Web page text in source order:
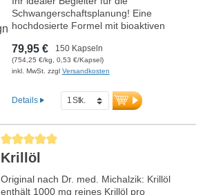
Schwangerschaftsplanung! Eine
hochdosierte Formel mit bioaktiven
und rein pflanzlichem Omega-3, um die
Fruchtbarkeit zu unterstützen und den
Körper optimal auf eine
Entwickelt von Ärzten, mit über 20
Jahren Erfahrung – 100 % vegan, ohne
künstliche Zusätze und nach höchsten
Qualitätsstandards in Deutschland
produziert. Aluminiumfreie
Versiegelung, kein Fischöl.
Mehr Informationen zu
Kinderwunsch – Fertilität
79,95 € 150 Kapseln
(754,25 €/kg, 0,53 €/Kapsel)
inkl. MwSt. zzgl Versandkosten
Details
Durchschnittliche Bewertung von 5 von 5 Sternen
Krillöl
Original nach Dr. med. Michalzik: Krillöl
enthält 1000 mg reines Krillöl pro